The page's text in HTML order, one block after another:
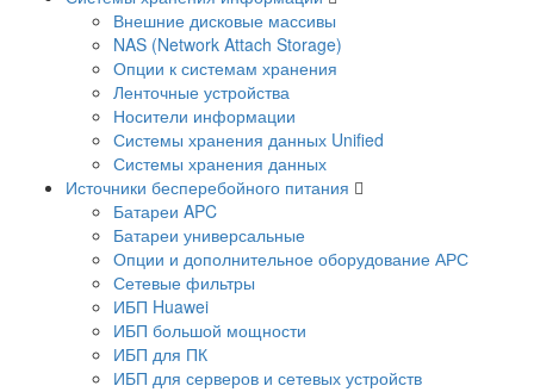
Внешние дисковые массивы
NAS (Network Attach Storage)
Опции к системам хранения
Ленточные устройства
Носители информации
Системы хранения данных Unified
Системы хранения данных
Источники бесперебойного питания
Батареи APC
Батареи универсальные
Опции и дополнительное оборудование АРС
Сетевые фильтры
ИБП Huawei
ИБП большой мощности
ИБП для ПК
ИБП для серверов и сетевых устройств